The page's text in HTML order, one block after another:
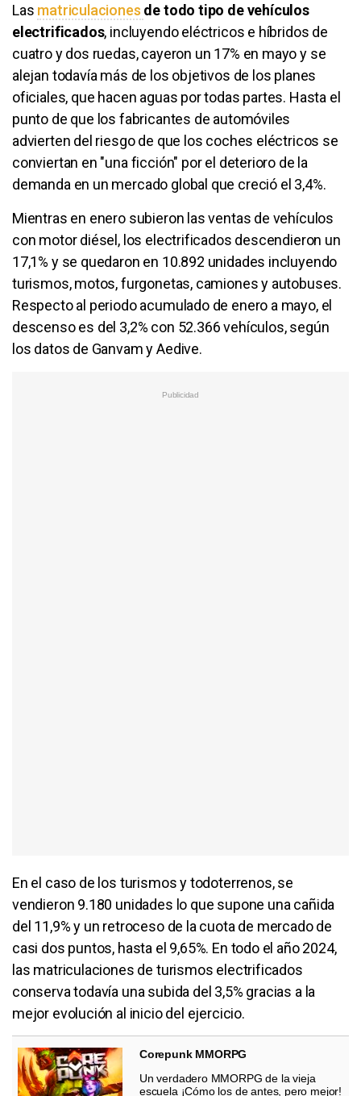
Las matriculaciones de todo tipo de vehículos
electrificados, incluyendo eléctricos e híbridos de
cuatro y dos ruedas, cayeron un 17% en mayo y se
alejan todavía más de los objetivos de los planes
oficiales, que hacen aguas por todas partes. Hasta el
punto de que los fabricantes de automóviles
advierten del riesgo de que los coches eléctricos se
conviertan en "una ficción" por el deterioro de la
demanda en un mercado global que creció el 3,4%.
Mientras en enero subieron las ventas de vehículos
con motor diésel, los electrificados descendieron un
17,1% y se quedaron en 10.892 unidades incluyendo
turismos, motos, furgonetas, camiones y autobuses.
Respecto al periodo acumulado de enero a mayo, el
descenso es del 3,2% con 52.366 vehículos, según
los datos de Ganvam y Aedive.
En el caso de los turismos y todoterrenos, se
vendieron 9.180 unidades lo que supone una cañida
del 11,9% y un retroceso de la cuota de mercado de
casi dos puntos, hasta el 9,65%. En todo el año 2024,
las matriculaciones de turismos electrificados
conserva todavía una subida del 3,5% gracias a la
mejor evolución al inicio del ejercicio.
Corepunk MMORPG
Un verdadero MMORPG de la vieja
escuela ¡Cómo los de antes, pero mejor!